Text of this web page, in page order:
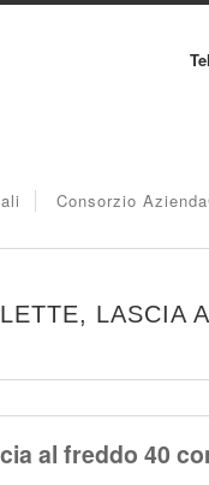
Consorzio
LASCIA
al freddo 40